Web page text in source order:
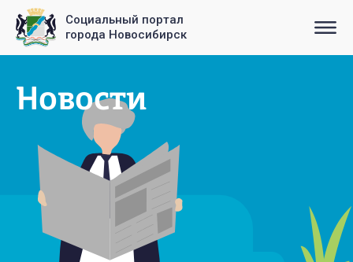
Социальный портал
города Новосибирск
Новости